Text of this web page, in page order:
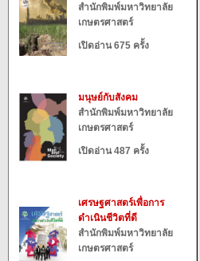
สำนักพิมพ์มหาวิทยาลัย
เกษตรศาสตร์
เปิดอ่าน 675 ครั้ง
มนุษย์กับสังคม
สำนักพิมพ์มหาวิทยาลัย
เกษตรศาสตร์
เปิดอ่าน 487 ครั้ง
เศรษฐศาสตร์เพื่อการ
ดำเนินชีวิตที่ดี
สำนักพิมพ์มหาวิทยาลัย
เกษตรศาสตร์